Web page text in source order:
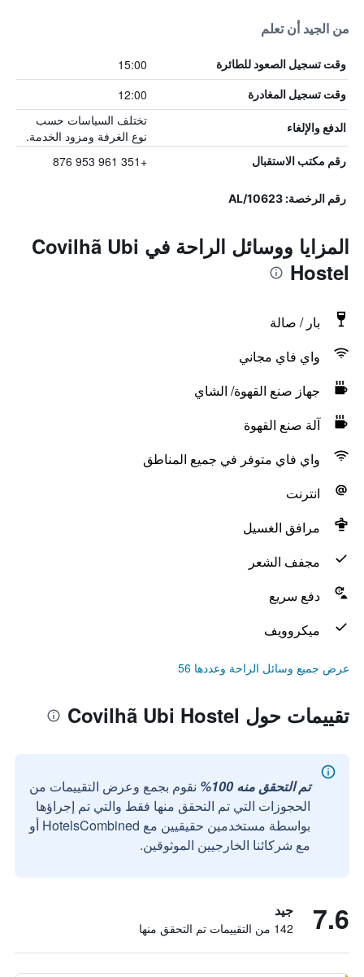
من الجيد أن تعلم
وقت تسجيل الصعود للطائرة 15:00
وقت تسجيل المغادرة 12:00
الدفع والإلغاء
تختلف السياسات حسب
نوع الغرفة ومزود الخدمة.
رقم مكتب الاستقبال +351 961 953 876
رقم الرخصة: 10623/AL
المزايا ووسائل الراحة في Covilhã Ubi
Hostel
بار / صالة
واي فاي مجاني
جهاز صنع القهوة/ الشاي
آلة صنع القهوة
واي فاي متوفر في جميع المناطق
انترنت
مرافق الغسيل
مجفف الشعر
دفع سريع
ميكروويف
عرض جميع وسائل الراحة وعددها 56
تقييمات حول Covilhã Ubi Hostel
تم التحقق منه 100%
نقوم بجمع وعرض التقييمات من
الحجوزات التي تم التحقق منها فقط والتي تم إجراؤها
بواسطة مستخدمين حقيقيين مع HotelsCombined أو
مع شركائنا الخارجيين الموثوقين.
7.6 جيد
142 من التقييمات تم التحقق منها